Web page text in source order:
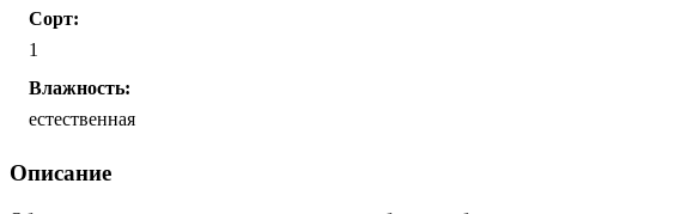
Сорт:
1
Влажность:
естественная
Описание